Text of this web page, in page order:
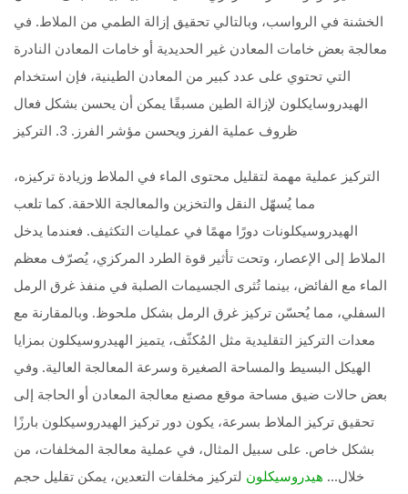
الخشنة في الرواسب، وبالتالي تحقيق إزالة الطمي من الملاط. في
معالجة بعض خامات المعادن غير الحديدية أو خامات المعادن النادرة
التي تحتوي على عدد كبير من المعادن الطينية، فإن استخدام
الهيدروسايكلون لإزالة الطين مسبقًا يمكن أن يحسن بشكل فعال
ظروف عملية الفرز ويحسن مؤشر الفرز. 3. التركيز
التركيز عملية مهمة لتقليل محتوى الماء في الملاط وزيادة تركيزه،
مما يُسهّل النقل والتخزين والمعالجة اللاحقة. كما تلعب
الهيدروسيكلونات دورًا مهمًا في عمليات التكثيف. فعندما يدخل
الملاط إلى الإعصار، وتحت تأثير قوة الطرد المركزي، يُصرّف معظم
الماء مع الفائض، بينما تُثرى الجسيمات الصلبة في منفذ غرق الرمل
السفلي، مما يُحسّن تركيز غرق الرمل بشكل ملحوظ. وبالمقارنة مع
معدات التركيز التقليدية مثل المُكثّف، يتميز الهيدروسيكلون بمزايا
الهيكل البسيط والمساحة الصغيرة وسرعة المعالجة العالية. وفي
بعض حالات ضيق مساحة موقع مصنع معالجة المعادن أو الحاجة إلى
تحقيق تركيز الملاط بسرعة، يكون دور تركيز الهيدروسيكلون بارزًا
بشكل خاص. على سبيل المثال، في عملية معالجة المخلفات، من
خلال... هيدروسيكلون لتركيز مخلفات التعدين، يمكن تقليل حجم